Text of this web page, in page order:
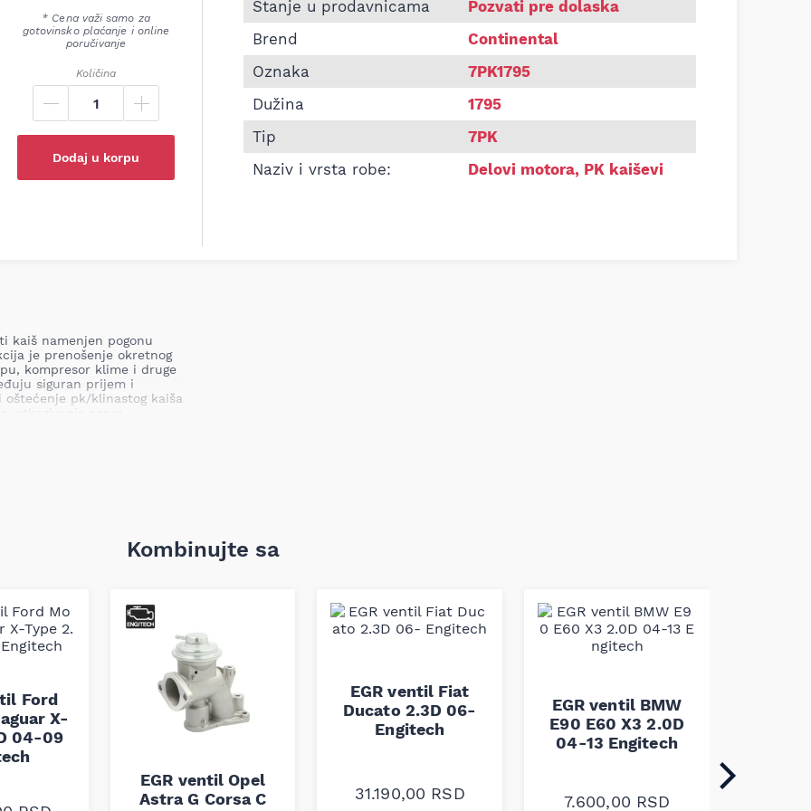
* Cena važi samo za
gotovinsko plaćanje i online
poručivanje
Količina
Dodaj u korpu
Stanje u prodavnicama
Pozvati pre dolaska
Brend
Continental
Oznaka
7PK1795
Dužina
1795
Tip
7PK
Naziv i vrsta robe:
Delovi motora, PK kaiševi
kaiš namenjen pogonu
je prenošenje okretnog
kompresor klime i druge
siguran prijem i
oštećenje pk/klinastog kaiša
krajnjem kvarenja motora
sistema.
sistema i smanjenju
i pruža specifičneKombinujte sa
Ford
X-
04-09
EGR ventil Opel
Astra G Corsa C
EGR ventil Fiat
Ducato 2.3D 06-
Engitech
31.190,00 RSD
EGR ventil BMW
E90 E60 X3 2.0D
04-13 Engitech
7.600,00 RSD